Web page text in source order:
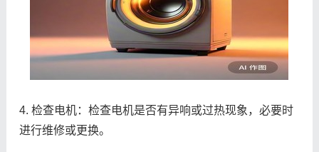
4. 检查电机：检查电机是否有异响或过热现象，必要时
进行维修或更换。